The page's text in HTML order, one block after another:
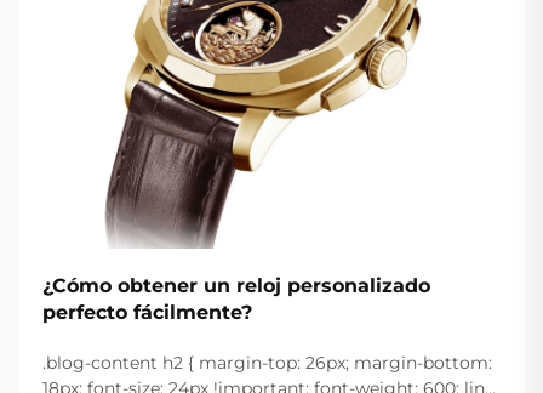
¿Cómo obtener un reloj personalizado
perfecto fácilmente?
.blog-content h2 { margin-top: 26px; margin-bottom:
18px; font-size: 24px !important; font-weight: 600; line-